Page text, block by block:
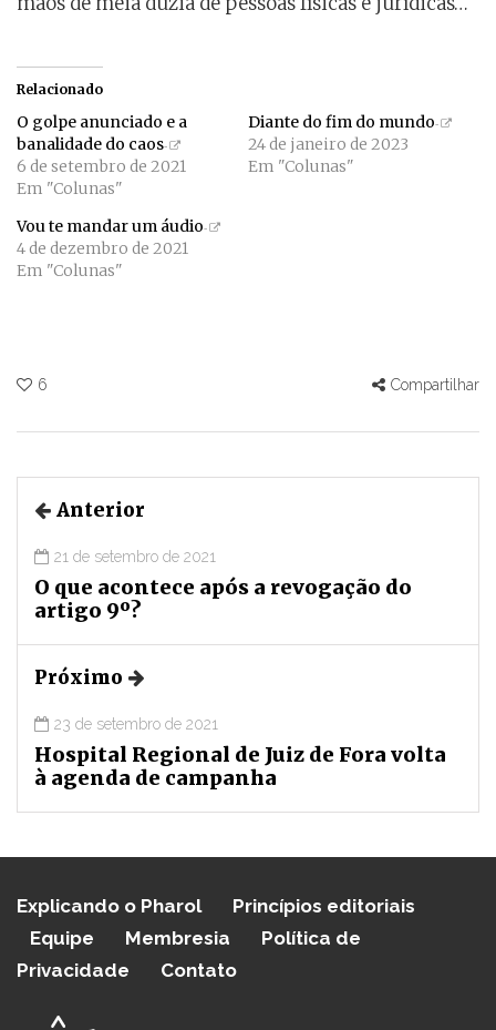
Relacionado
O golpe anunciado e a
banalidade do caos
6 de setembro de 2021
Em "Colunas"
Diante do fim do mundo
24 de janeiro de 2023
Em "Colunas"
Vou te mandar um áudio
4 de dezembro de 2021
Em "Colunas"
6 Compartilhar
Anterior
21 de setembro de 2021
O que acontece após a revogação do
artigo 9º?
Próximo
23 de setembro de 2021
Hospital Regional de Juiz de Fora volta
à agenda de campanha
Explicando o Pharol
Princípios editoriais
Equipe
Membresia
Política de
Privacidade
Contato